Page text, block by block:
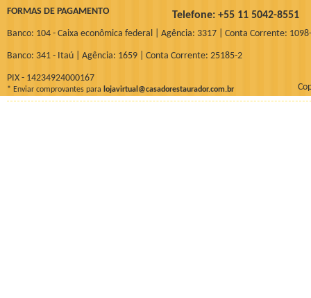
FORMAS DE PAGAMENTO
Banco: 104 - Caixa econômica federal | Agência: 3317 | Conta Corrente:
Banco: 341 - Itaú | Agência: 1659 | Conta Corrente: 25185-2
PIX - 14234924000167
* Enviar comprovantes para lojavirtual@casadorestaurador.com.br
Telefone: +55 11 5042-